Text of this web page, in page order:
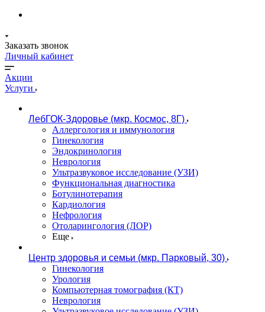
Заказать звонок
Личный кабинет
Акции
Услуги
ЛебГОК-Здоровье (мкр. Космос, 8Г)
Аллергология и иммунология
Гинекология
Эндокринология
Неврология
Ультразвуковое исследование (УЗИ)
Функциональная диагностика
Ботулинотерапия
Кардиология
Нефрология
Отоларингология (ЛОР)
Еще
Центр здоровья и семьи (мкр. Парковый, 30)
Гинекология
Урология
Компьютерная томография (КТ)
Неврология